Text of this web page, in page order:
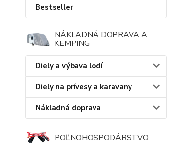
Bestseller
NÁKLADNÁ DOPRAVA A
KEMPING
Diely a výbava lodí
Diely na prívesy a karavany
Nákladná doprava
POĽNOHOSPODÁRSTVO